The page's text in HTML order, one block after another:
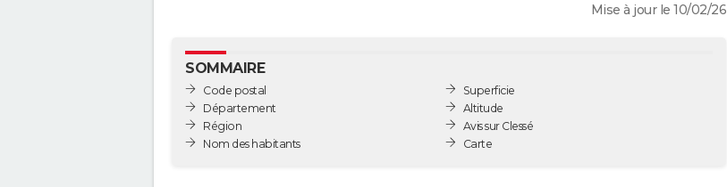
Mise à jour le 10/02/26
SOMMAIRE
Code postal
Département
Région
Nom des habitants
Superficie
Altitude
Avis sur Clessé
Carte